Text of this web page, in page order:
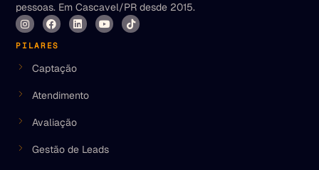
pessoas. Em Cascavel/PR desde 2015.
PILARES
Captação
Atendimento
Avaliação
Gestão de Leads